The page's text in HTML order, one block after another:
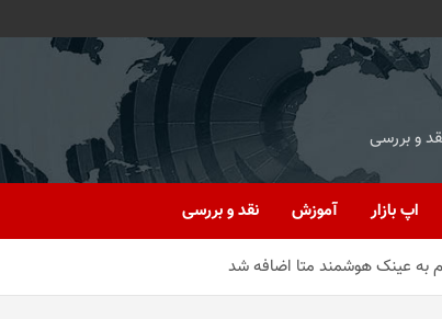
و بررسی
اپ بازار آموزش نقد و بررسی
به عینک هوشمند متا اضافه شد